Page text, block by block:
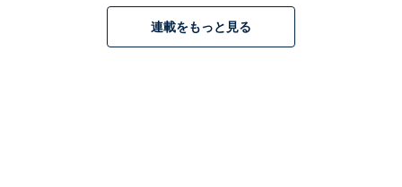
ハイコーキ「UB18DC」連載をもっと見る